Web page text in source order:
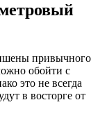
привычного
обойти с
это не всегда
в восторге от